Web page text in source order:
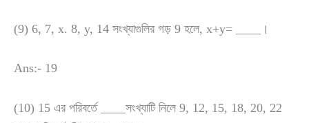
(9) 6, 7, x. 8, y, 14 সংখ্যাগুলির গড় 9 হলে, x+y= ____।
Ans:- 19
(10) 15 এর পরিবর্তে ____সংখ্যাটি নিলে 9, 12, 15, 18, 20, 22